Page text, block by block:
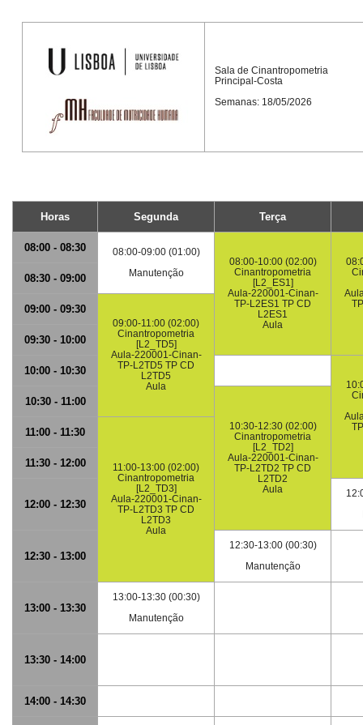
Sala de Cinantropometria
Principal-Costa
Semanas: 18/05/2026
Horas Segunda Terça
08:00 - 08:30
08:00-09:00 (01:00)
Manutenção
08:00-10:00 (02:00)
Cinantropometria
[L2_ES1]
Aula-220001-Cinan-
TP-L2ES1 TP CD
L2ES1
Aula
08:30 - 09:00
09:00 - 09:30
09:00-11:00 (02:00)
Cinantropometria
[L2_TD5]
Aula-220001-Cinan-
TP-L2TD5 TP CD
L2TD5
Aula
09:30 - 10:00
10:00 - 10:30
10:30 - 11:00
10:30-12:30 (02:00)
Cinantropometria
[L2_TD2]
Aula-220001-Cinan-
TP-L2TD2 TP CD
L2TD2
Aula
11:00 - 11:30
11:00-13:00 (02:00)
Cinantropometria
[L2_TD3]
Aula-220001-Cinan-
TP-L2TD3 TP CD
L2TD3
Aula
11:30 - 12:00
12:00 - 12:30
12:30 - 13:00
12:30-13:00 (00:30)
Manutenção
13:00 - 13:30
13:00-13:30 (00:30)
Manutenção
13:30 - 14:00
14:00 - 14:30